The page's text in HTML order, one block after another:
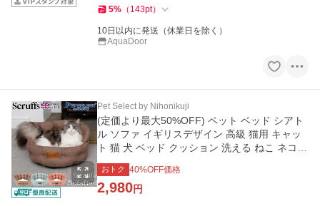
5% （ 143pt）
10日以内に発送（休業日を除く）
AquaDoor
Pet Select by Nihonikuji
(定価より最大50%OFF) ペット ベッド シアト
ル ソファ イギリスデザイン 高級 猫用 キャッ
ト 猫 犬 ベッド クッション 洗える ねこ ネコ s
cruffs sale
おトク 40%OFF価格
2,980円